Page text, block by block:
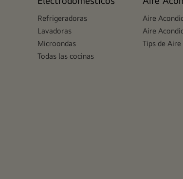
Refrigeradoras
Lavadoras
Microondas
Todas las cocinas
Aire
Aire
Tips de